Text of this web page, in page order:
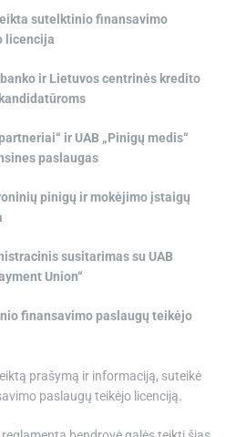
sutelktinio finansavimo
licencija
ir Lietuvos centrinės kredito
ir UAB „Pinigų medis“
paslaugas
pinigų ir mokėjimo įstaigų
susitarimas su UAB
Union“
finansavimo paslaugų teikėjo
prašymą ir informaciją, suteikė
paslaugų teikėjo licenciją.